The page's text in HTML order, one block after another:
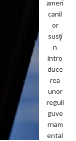
ameri
canil
or
susţi
n
intro
duce
rea
unor
reguli
guve
rnam
ental